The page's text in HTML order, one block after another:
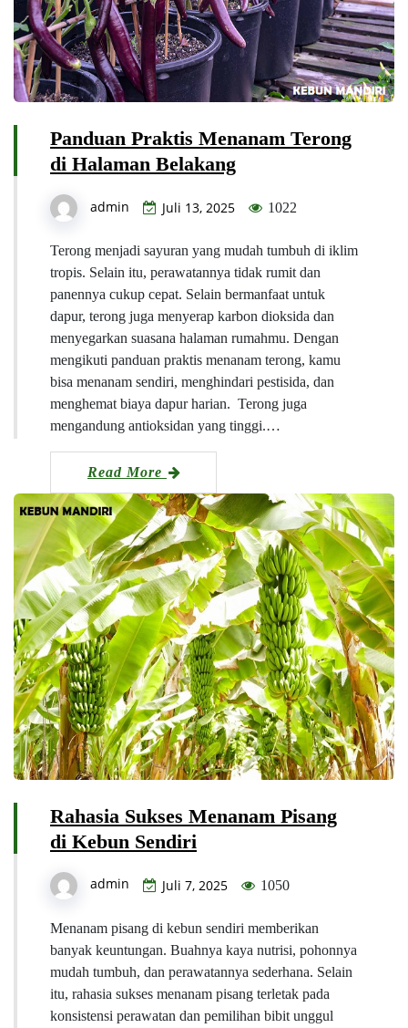
Panduan Praktis Menanam Terong
di Halaman Belakang
admin Juli 13, 2025 1022
Terong menjadi sayuran yang mudah tumbuh di iklim
tropis. Selain itu, perawatannya tidak rumit dan
panennya cukup cepat. Selain bermanfaat untuk
dapur, terong juga menyerap karbon dioksida dan
menyegarkan suasana halaman rumahmu. Dengan
mengikuti panduan praktis menanam terong, kamu
bisa menanam sendiri, menghindari pestisida, dan
menghemat biaya dapur harian. Terong juga
mengandung antioksidan yang tinggi.…
Read More
Rahasia Sukses Menanam Pisang
di Kebun Sendiri
admin Juli 7, 2025 1050
Menanam pisang di kebun sendiri memberikan
banyak keuntungan. Buahnya kaya nutrisi, pohonnya
mudah tumbuh, dan perawatannya sederhana. Selain
itu, rahasia sukses menanam pisang terletak pada
konsistensi perawatan dan pemilihan bibit unggul